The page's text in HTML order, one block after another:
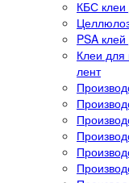
КБС клеи
PSA
Клеи для
лент